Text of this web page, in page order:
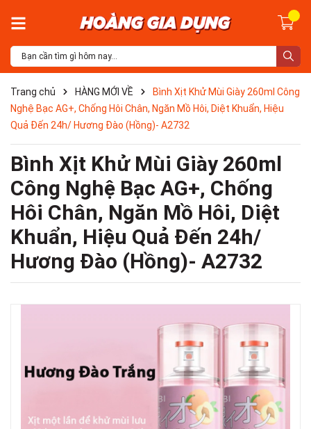
Trang chủ HÀNG MỚI VỀ
Bình Xịt Khử Mùi Giày 260ml Công
Nghệ Bạc AG+, Chống Hôi Chân, Ngăn Mồ Hôi, Diệt Khuẩn, Hiệu
Quả Đến 24h/ Hương Đào (Hồng)- A2732
Bình Xịt Khử Mùi Giày 260ml
Công Nghệ Bạc AG+, Chống
Hôi Chân, Ngăn Mồ Hôi, Diệt
Khuẩn, Hiệu Quả Đến 24h/
Hương Đào (Hồng)- A2732